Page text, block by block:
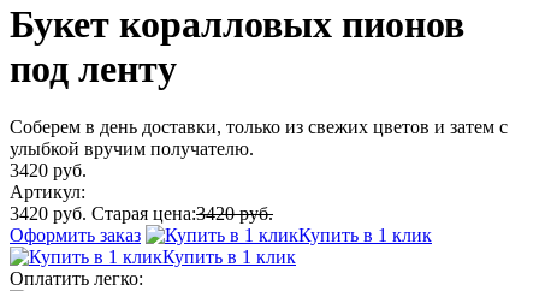
Букет коралловых пионов
под ленту
Соберем в день доставки, только из свежих цветов и затем с
улыбкой вручим получателю.
3420 руб.
Артикул:
3420 руб. Старая цена:3420 руб.
Оформить заказ
Купить в 1 клик
Купить в 1 клик
Оплатить легко: